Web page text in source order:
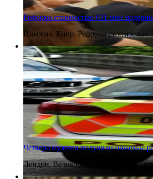
6 августа 2026
Реформа стоимостью €31 млн
Никосия, Кипр. Реформа стоимостью
Четверо мужчин получили ножевые
Лондон, Великобритания. В среду